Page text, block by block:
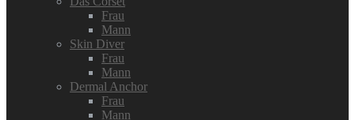
Frau
Mann
Skin Diver
Frau
Mann
Dermal Anchor
Frau
Mann